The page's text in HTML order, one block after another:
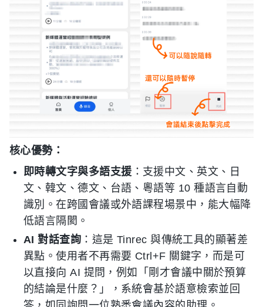
核心優勢：
即時轉文字與多語支援 ：支援中文、英文、日
文、韓文、德文、台語、粵語等 10 種語言自動
識別。在跨國會議或外語課程場景中，能大幅降
低語言隔閡。
AI 對話查詢 ：這是 Tinrec 與傳統工具的顯著差
異點。使用者不再需要 Ctrl+F 關鍵字，而是可
以直接向 AI 提問，例如「剛才會議中關於預算
的結論是什麼？」，系統會基於語意檢索並回